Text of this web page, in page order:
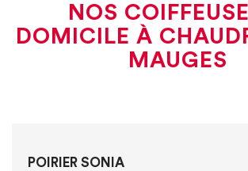
NOS
DOMICILE À
MAUGES
POIRIER SONIA